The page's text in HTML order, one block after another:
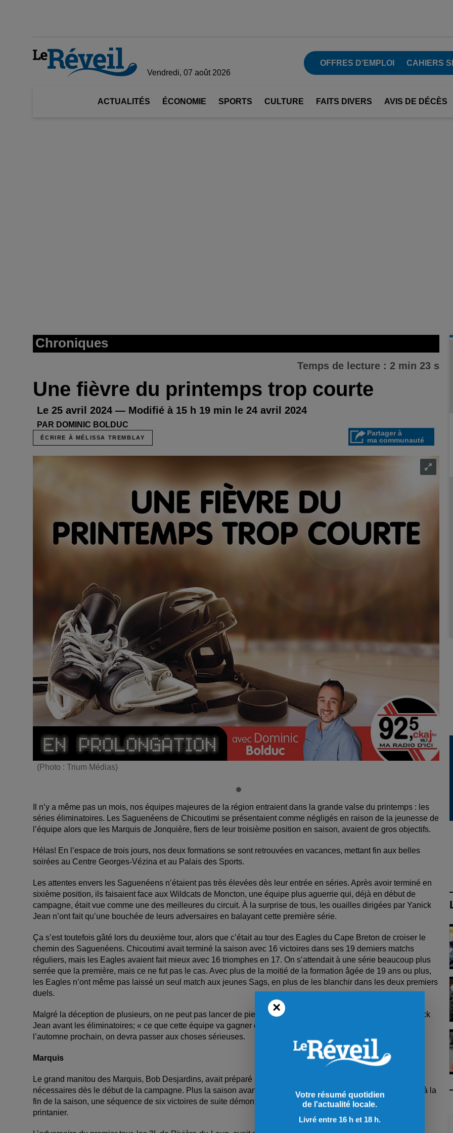
Vendredi, 07 août 2026
OFFRES D’EMPLOI CAHIERS
ACTUALITÉS ÉCONOMIE SPORTS CULTURE FAITS DIVERS AVIS DE DÉCÈS
Chroniques
Temps de lecture : 2 min 23 s
Une fièvre du printemps trop courte
Le 25 avril 2024 — Modifié à 15 h 19 min le 24 avril 2024
PAR DOMINIC BOLDUC
ÉCRIRE À MÉLISSA TREMBLAY
Partager à
ma communauté
(Photo : Trium Médias)
Il n’y a même pas un mois, nos équipes majeures de la région entraient dans la grande valse du printemps : les
séries éliminatoires. Les Saguenéens de Chicoutimi se présentaient comme négligés en raison de la jeunesse de
l’équipe alors que les Marquis de Jonquière, fiers de leur troisième position en saison, avaient de gros objectifs.
Hélas! En l’espace de trois jours, nos deux formations se sont retrouvées en vacances, mettant fin aux belles
soirées au Centre Georges-Vézina et au Palais des Sports.
Les attentes envers les Saguenéens n’étaient pas très élevées dès leur entrée en séries. Après avoir terminé en
sixième position, ils faisaient face aux Wildcats de Moncton, une équipe plus aguerrie qui, déjà en début de
campagne, était vue comme une des meilleures du circuit. À la surprise de tous, les ouailles dirigées par Yanick
Jean n’ont fait qu’une bouchée de leurs adversaires en balayant cette première série.
Ça s’est toutefois gâté lors du deuxième tour, alors que c’était au tour des Eagles du Cape Breton de croiser le
chemin des Saguenéens. Chicoutimi avait terminé la saison avec 16 victoires dans ses 19 derniers matchs
réguliers, mais les Eagles avaient fait mieux avec 16 triomphes en 17. On s’attendait à une série beaucoup plus
serrée que la première, mais ce ne fut pas le cas. Avec plus de la moitié de la formation âgée de 19 ans ou plus,
les Eagles n’ont même pas laissé un seul match aux jeunes Sags, en plus de les blanchir dans les deux premiers
duels.
Malgré la déception de plusieurs, on ne peut pas lancer de pierres sur cette jeune équipe. Comme l’a dit Yanick
Jean avant les éliminatoires; « ce que cette équipe va gagner cette année ne sera que du bonus. » Mais dès
l’automne prochain, on devra passer aux choses sérieuses.
Marquis
Le grand manitou des Marquis, Bob Desjardins, avait préparé une équipe très tôt en faisant les mouvements
nécessaires dès le début de la campagne. Plus la saison avançait, plus la chimie se faisait remarquer. Même à la
fin de la saison, une séquence de six victoires de suite démontrait que Jonquière allait être prêt pour le tournoi
printanier.
×
Votre résumé quotidien
de l'actualité locale.
Livré entre 16 h et 18 h.